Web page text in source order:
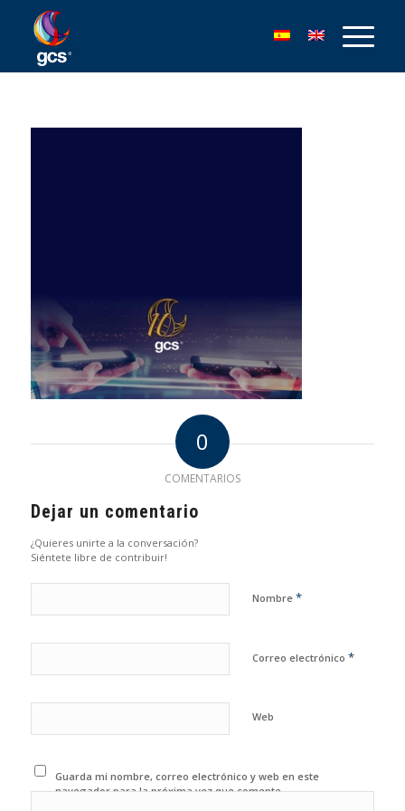
0
COMENTARIOS
Dejar un comentario
¿Quieres unirte a la conversación?
Siéntete libre de contribuir!
Nombre *
Correo electrónico *
Web
Guarda mi nombre, correo electrónico y web en este
navegador para la próxima vez que comente.